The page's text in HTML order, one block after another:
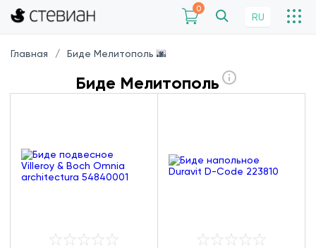
0
RU
Главная Биде Мелитополь 🌆
Биде Мелитополь